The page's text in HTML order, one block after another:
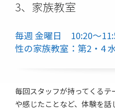
3、家族教室
毎週 金曜日 10:20～
性の家族教室：第2・4
毎回スタッフが持ってくる
や感じたことなど、体験を話